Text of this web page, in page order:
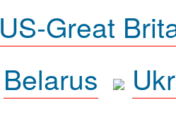
US-Great
Belarus